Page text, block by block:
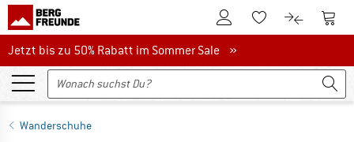
Zum KundenkontoZum Merkzettel.
Zum Zum
Jetzt bis zu 50% Rabatt im Sommer Sale
Jetzt bis zu 50% Rabatt im Sommer Sale »
Wanderschuhe